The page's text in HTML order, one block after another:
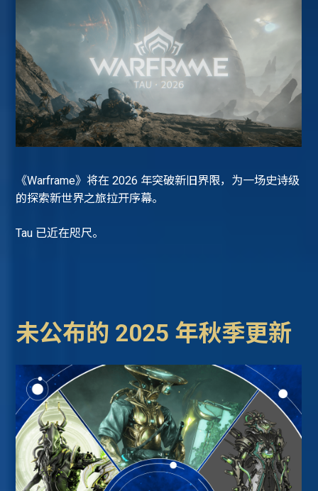
《Warframe》将在 2026 年突破新旧界限，为一场史诗级
的探索新世界之旅拉开序幕。
Tau 已近在咫尺。
未公布的 2025 年秋季更新